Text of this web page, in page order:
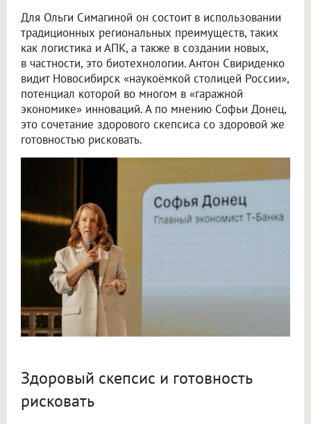
Для Ольги Симагиной он состоит в использовании
традиционных региональных преимуществ, таких
как логистика и АПК, а также в создании новых,
в частности, это биотехнологии. Антон Свириденко
видит Новосибирск «наукоёмкой столицей России»,
потенциал которой во многом в «гаражной
экономике» инноваций. А по мнению Софьи Донец,
это сочетание здорового скепсиса со здоровой же
готовностью рисковать.
Здоровый скепсис и готовность
рисковать